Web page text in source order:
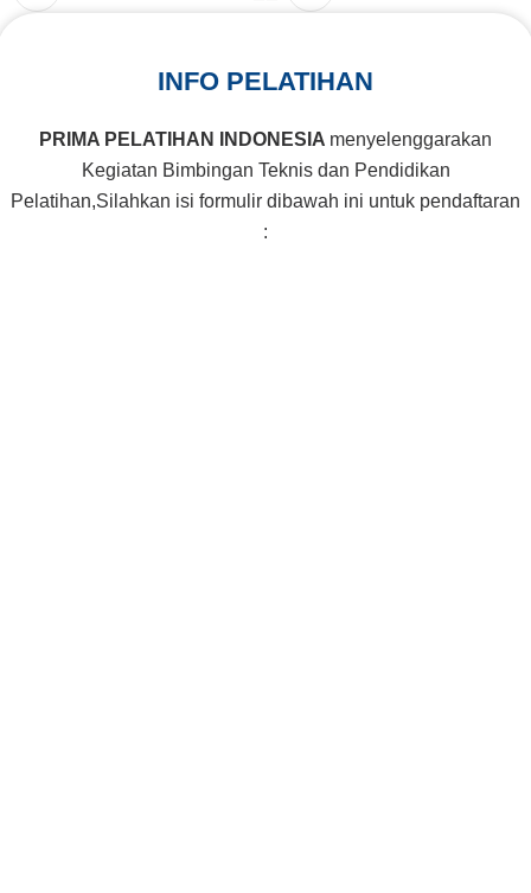
INFO PELATIHAN
PRIMA PELATIHAN INDONESIA menyelenggarakan
Kegiatan Bimbingan Teknis dan Pendidikan
Pelatihan,Silahkan isi formulir dibawah ini untuk pendaftaran
: